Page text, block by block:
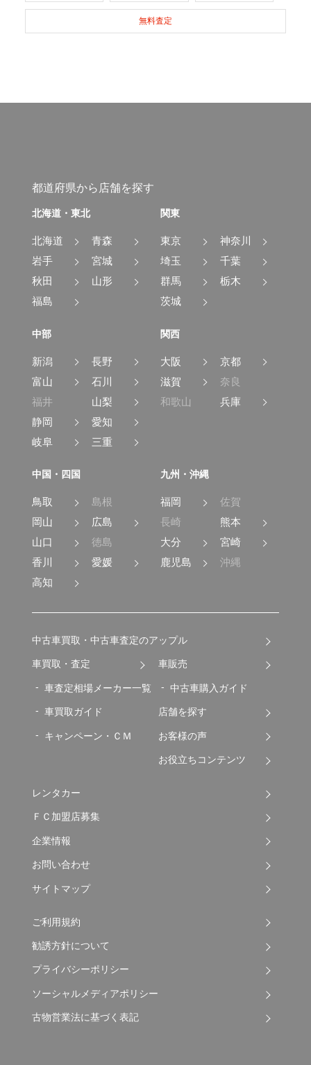
無料査定
都道府県から店舗を探す
北海道・東北
北海道
青森
岩手
宮城
秋田
山形
福島
関東
東京
神奈川
埼玉
千葉
群馬
栃木
茨城
中部
新潟
長野
富山
石川
福井
山梨
静岡
愛知
岐阜
三重
関西
大阪
京都
滋賀
奈良
和歌山
兵庫
中国・四国
鳥取
島根
岡山
広島
山口
徳島
香川
愛媛
高知
九州・沖縄
福岡
佐賀
長崎
熊本
大分
宮崎
鹿児島
沖縄
中古車買取・中古車査定のアップル
車買取・査定
車査定相場メーカー一覧
車買取ガイド
キャンペーン・ＣＭ
車販売
中古車購入ガイド
店舗を探す
お客様の声
お役立ちコンテンツ
レンタカー
ＦＣ加盟店募集
企業情報
お問い合わせ
サイトマップ
ご利用規約
勧誘方針について
プライバシーポリシー
ソーシャルメディアポリシー
古物営業法に基づく表記